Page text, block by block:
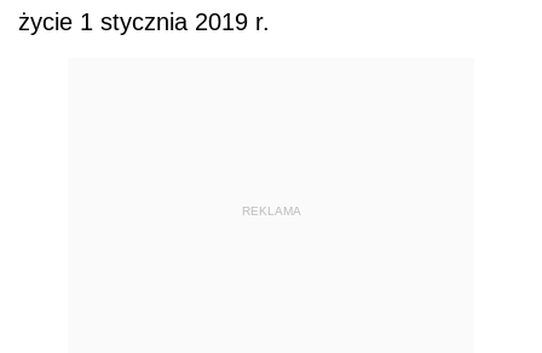
życie 1 stycznia 2019 r.
REKLAMA